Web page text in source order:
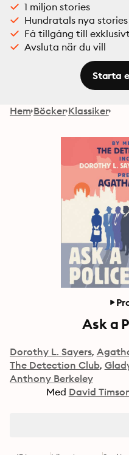
1 miljon stories
Hundratals nya
Få tillgång till
Avsluta när du vill
Starta
Hem Böcker Klassiker
Ask a
Dorothy L. Sayers
The Detection Club
Anthony Berkeley
Med David